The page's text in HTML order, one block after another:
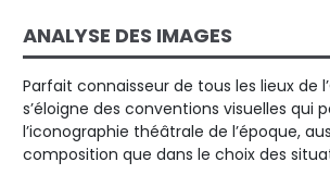
ANALYSE DES IMAGES
Parfait connaisseur de tous les lieux de
s’éloigne des conventions visuelles qui
l’iconographie théâtrale de l’époque,
composition que dans le choix des